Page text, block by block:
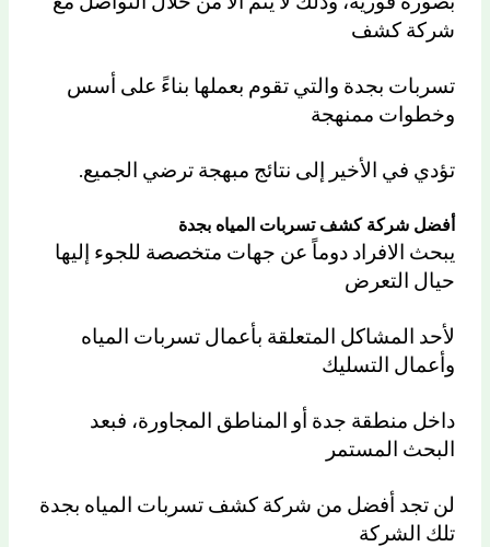
شركة كشف
تسربات بجدة والتي تقوم بعملها بناءً على أسس
وخطوات ممنهجة
تؤدي في الأخير إلى نتائج مبهجة ترضي الجميع.
أفضل شركة كشف تسربات المياه بجدة
يبحث الافراد دوماً عن جهات متخصصة للجوء إليها
حيال التعرض
لأحد المشاكل المتعلقة بأعمال تسربات المياه
وأعمال التسليك
داخل منطقة جدة أو المناطق المجاورة، فبعد
البحث المستمر
لن تجد أفضل من شركة كشف تسربات المياه بجدة
تلك الشركة